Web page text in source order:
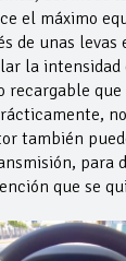
el máximo
de unas levas
la intensidad
recargable que
también
para
que se